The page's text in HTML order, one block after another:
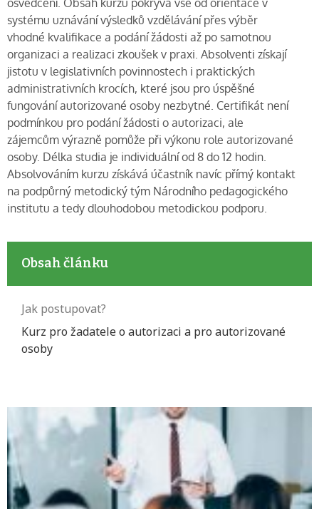
osvědčení. Obsah kurzu pokrývá vše od orientace v
systému uznávání výsledků vzdělávání přes výběr
vhodné kvalifikace a podání žádosti až po samotnou
organizaci a realizaci zkoušek v praxi. Absolventi získají
jistotu v legislativních povinnostech i praktických
administrativních krocích, které jsou pro úspěšné
fungování autorizované osoby nezbytné. Certifikát není
podmínkou pro podání žádosti o autorizaci, ale
zájemcům výrazně pomůže při výkonu role autorizované
osoby. Délka studia je individuální od 8 do 12 hodin.
Absolvováním kurzu získává účastník navíc přímý kontakt
na podpůrný metodický tým Národního pedagogického
institutu a tedy dlouhodobou metodickou podporu.
Obsah článku
Jak postupovat?
Kurz pro žadatele o autorizaci a pro autorizované
osoby